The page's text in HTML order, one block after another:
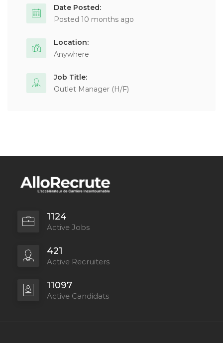
Date Posted:
Posted 10 months ago
Location:
Anywhere
Job Title:
Outlet Manager (H/F)
1124
Active Jobs
421
Active Recruiters
11097
Active Candidats